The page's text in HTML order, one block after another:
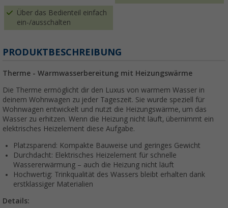
Über das Bedienteil einfach
ein-/ausschalten
PRODUKTBESCHREIBUNG
Therme - Warmwasserbereitung mit Heizungswärme
Die Therme ermöglicht dir den Luxus von warmem Wasser in
deinem Wohnwagen zu jeder Tageszeit. Sie wurde speziell für
Wohnwagen entwickelt und nutzt die Heizungswärme, um das
Wasser zu erhitzen. Wenn die Heizung nicht läuft, übernimmt ein
elektrisches Heizelement diese Aufgabe.
Platzsparend: Kompakte Bauweise und geringes Gewicht
Durchdacht: Elektrisches Heizelement für schnelle
Wassererwärmung – auch die Heizung nicht läuft
Hochwertig: Trinkqualität des Wassers bleibt erhalten dank
erstklassiger Materialien
Details: